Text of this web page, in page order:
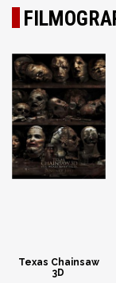
Texas Chainsaw
3D